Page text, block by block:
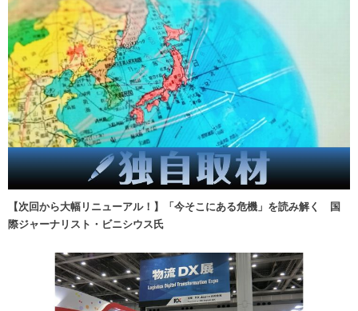
【次回から大幅リニューアル！】「今そこにある危機」を読み解く 国
際ジャーナリスト・ビニシウス氏